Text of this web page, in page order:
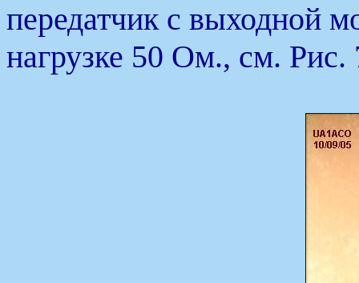
передатчик с выходной
нагрузке 50 Ом., см. Рис.